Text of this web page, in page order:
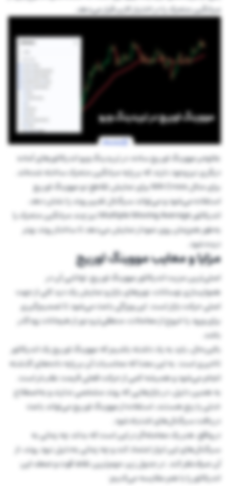
میانگین متحرک را در اختیار کاربر قرار می‌دهد.
علاوه‌بر مووینگ اوریج ساده، در تریدینگ ویو اندیکاتورهای آماده
دیگری نیز وجود دارند که بر پایه میانگین متحرک ساخته شده‌اند.
برای مثال MA Cross برای نمایش تقاطع دو مووینگ اوریج
استفاده می‌شود و می‌تواند سیگنال تغییر روند را نشان دهد.
اندیکاتور Multiple Moving Average نیز چند میانگین متحرک را
به‌طور هم‌زمان روی نمودار نمایش می‌دهد تا ساختار روند بهتر
دیده شود.
مزایا و معایب مووینگ اوریج
اصلی‌ترین مزیت اندیکاتور مووینگ اوریج، توانایی آن در
هموار‌سازی نوسانات، نویز‌های بازار و نمایش یک دید کلی از جهت
اصلی حرکت بازار است. این ویژگی باعث می‌شود تا تصمیم‌گیری
برای ورود یا خروج از معاملات، منطقی‌تر و دور از هیجانات زودگذر
باشد.
بااین‌حال، باید به یاد داشته باشیم که مووینگ اوریج یک اندیکاتور
تاخیری است. به این معنا که محاسبات آن بر پایه داده‌های گذشته
انجام می‌شود و همیشه کمی از حرکت فعلی قیمت عقب‌تر است.
به همین دلیل، در بازارهایی که روند مشخصی ندارند و به‌اصطلاح
خنثی یا رنج هستند، استفاده از مووینگ اوریج می‌تواند باعث
دریافت سیگنال‌های اشتباه شود.
در واقع، هنر یک معامله‌گر در این است که بداند چه زمانی به
سیگنال‌های این ابزار اعتماد کند و چه زمانی به‌دلیل نبود روند، از
آن صرف‌نظر کند. در جدول زیر، مهم‌ترین نقاط قوت و ضعف این
اندیکاتور را با هم مقایسه می‌کنیم: